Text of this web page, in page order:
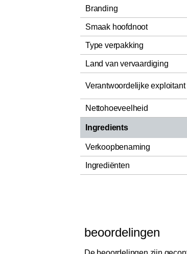
Branding
Smaak hoofdnoot
Type verpakking
Land van vervaardiging
Verantwoordelijke
Nettohoeveelheid
Ingredients
Verkoopbenaming
Ingrediënten
beoordelingen